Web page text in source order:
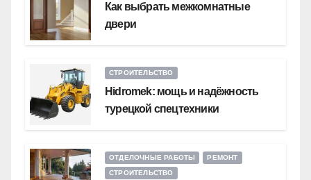
Как выбрать межкомнатные
двери
СТРОИТЕЛЬСТВО
Hidromek: мощь и надёжность
турецкой спецтехники
ОТДЕЛОЧНЫЕ РАБОТЫ
РЕМОНТ
СТРОИТЕЛЬСТВО